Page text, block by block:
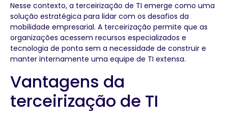
Nesse contexto, a terceirização de TI emerge como uma
solução estratégica para lidar com os desafios da
mobilidade empresarial. A terceirização permite que as
organizações acessem recursos especializados e
tecnologia de ponta sem a necessidade de construir e
manter internamente uma equipe de TI extensa.
Vantagens da
terceirização de TI